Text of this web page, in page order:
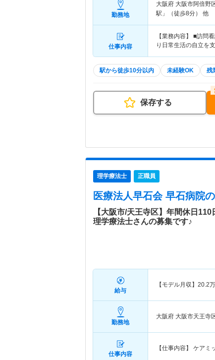
勤務地
大阪府 大阪市阿倍野
駅」（徒歩8分） 他
仕事内容
【業務内容】 ■訪問
り日常生活の自立を
駅から徒歩10分以内 未経験OK 残
保存する
理学療法士 正職員
医療法人早石会 早石病院
【大阪市/天王寺区】年間休日
理学療法士さんの募集です♪
給与
【モデル月収】 20.2
勤務地
大阪府 大阪市天王寺
仕事内容
【仕事内容】 ケア